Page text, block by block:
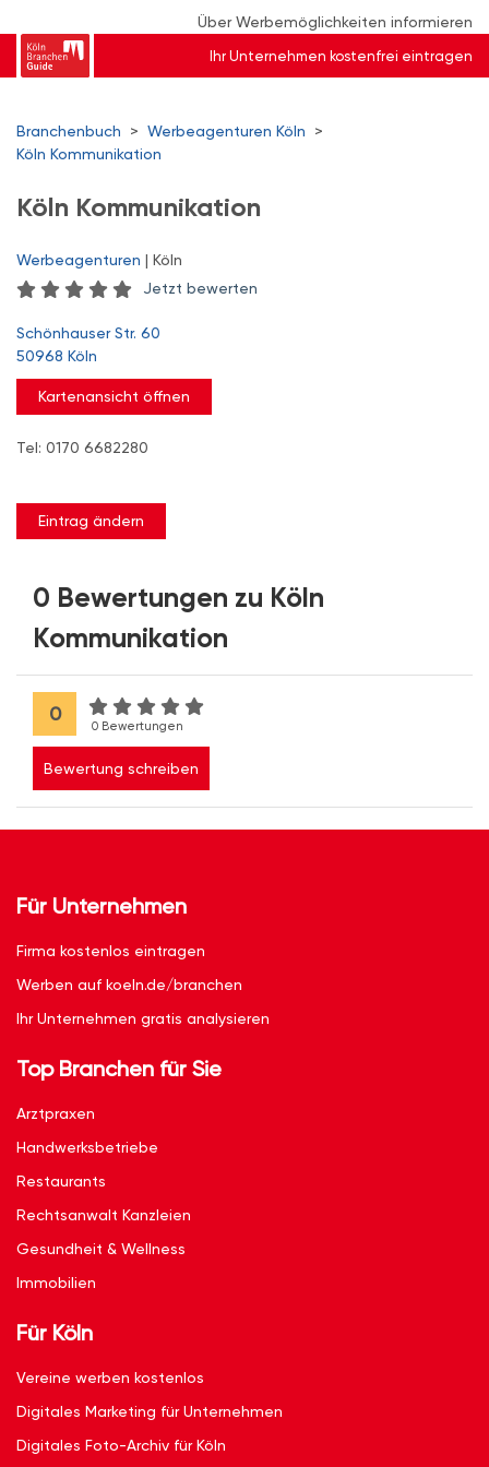
Über Werbemöglichkeiten informieren
Ihr Unternehmen kostenfrei eintragen
Branchenbuch > Werbeagenturen Köln
>
Köln Kommunikation
Köln Kommunikation
Werbeagenturen | Köln
Jetzt bewerten
Schönhauser Str. 60
50968 Köln
Kartenansicht öffnen
Tel: 0170 6682280
Eintrag ändern
0 Bewertungen zu Köln
Kommunikation
0
0 Bewertungen
Bewertung schreiben
Für Unternehmen
Firma kostenlos eintragen
Werben auf koeln.de/branchen
Ihr Unternehmen gratis analysieren
Top Branchen für Sie
Arztpraxen
Handwerksbetriebe
Restaurants
Rechtsanwalt Kanzleien
Gesundheit & Wellness
Immobilien
Für Köln
Vereine werben kostenlos
Digitales Marketing für Unternehmen
Digitales Foto-Archiv für Köln